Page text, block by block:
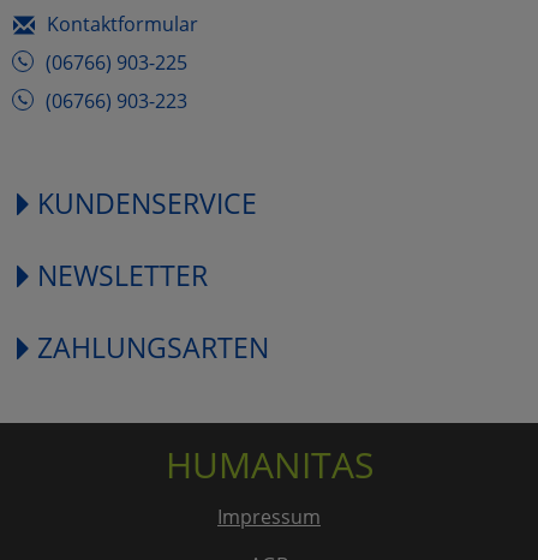
Kontaktformular
(06766) 903-225
(06766) 903-223
KUNDENSERVICE
NEWSLETTER
ZAHLUNGSARTEN
HUMANITAS
Impressum